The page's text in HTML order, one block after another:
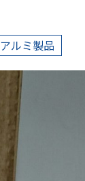
アルミ製品